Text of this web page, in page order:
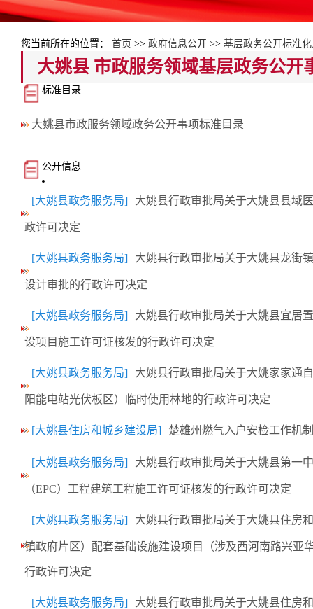
您当前所在的位置： 首页 >> 政府信息公开 >> 基层政务公开标准
大姚县 市政服务领域基层政务公开
标准目录
大姚县市政服务领域政务公开事项标准目录
公开信息
[大姚县政务服务局] 大姚县行政审批局关于大姚县县域
政许可决定
[大姚县政务服务局] 大姚县行政审批局关于大姚县龙街
设计审批的行政许可决定
[大姚县政务服务局] 大姚县行政审批局关于大姚县宜居
设项目施工许可证核发的行政许可决定
[大姚县政务服务局] 大姚县行政审批局关于大姚家家通
阳能电站光伏板区）临时使用林地的行政许可决定
[大姚县住房和城乡建设局] 楚雄州燃气入户安检工作机制
[大姚县政务服务局] 大姚县行政审批局关于大姚县第一
（EPC）工程建筑工程施工许可证核发的行政许可决定
[大姚县政务服务局] 大姚县行政审批局关于大姚县住房
镇政府片区）配套基础设施建设项目（涉及西河南路兴亚
行政许可决定
[大姚县政务服务局] 大姚县行政审批局关于大姚县住房